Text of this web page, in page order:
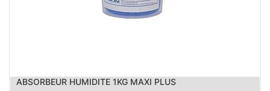
ABSORBEUR HUMIDITE 1KG MAXI PLUS